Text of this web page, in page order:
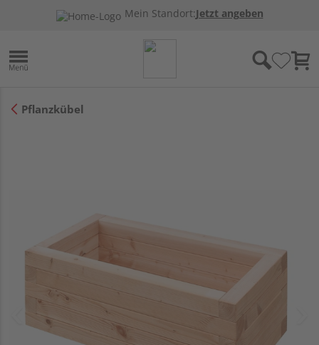
Mein Standort:Jetzt angeben
Pflanzkübel